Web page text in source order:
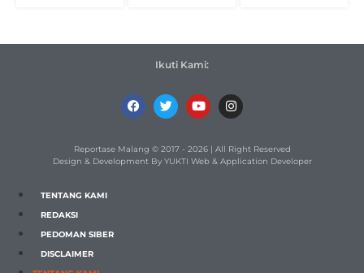
Ikuti Kami:
Reportase Malang © 2017 - 2026 | All Right Reserved
Design & Development By YUKTI Web & Application Developer
TENTANG KAMI
REDAKSI
PEDOMAN SIBER
DISCLAIMER